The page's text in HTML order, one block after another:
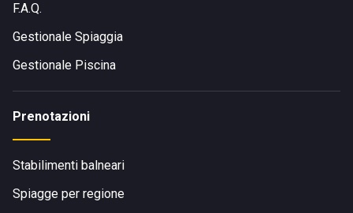
F.A.Q.
Gestionale Spiaggia
Gestionale Piscina
Prenotazioni
Stabilimenti balneari
Spiagge per regione